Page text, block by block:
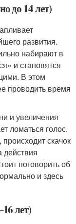
до 14 лет)
развития.
набирают в
и становятся
В этом
проводить время
и увеличения
ломаться голос.
скачок
действия
поговорить об
и здесь
лет)